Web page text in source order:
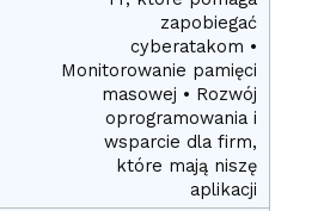
zapobiegać
cyberatakom •
Monitorowanie pamięci
masowej • Rozwój
oprogramowania i
wsparcie dla firm,
które mają niszę
aplikacji